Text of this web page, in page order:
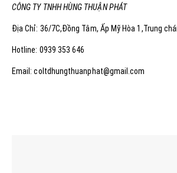
CÔNG TY TNHH HÙNG THUẬN PHÁT
Địa Chỉ: 36/7C,Đồng Tâm, Ấp Mỹ Hòa 1,Trung
Hotline: 0939 353 646
Email: coltdhungthuanphat@gmail.com